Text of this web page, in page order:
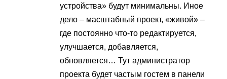
устройства» будут минимальны. Иное
дело – масштабный проект, «живой» –
где постоянно что-то редактируется,
улучшается, добавляется,
обновляется… Тут администратор
проекта будет частым гостем в панели